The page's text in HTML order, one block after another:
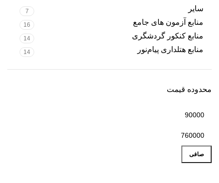
سایر 7
منابع آزمون های جامع 16
منابع کنکور گردشگری 14
منابع هتلداری پیام‌نور 14
محدوده قیمت
صافی